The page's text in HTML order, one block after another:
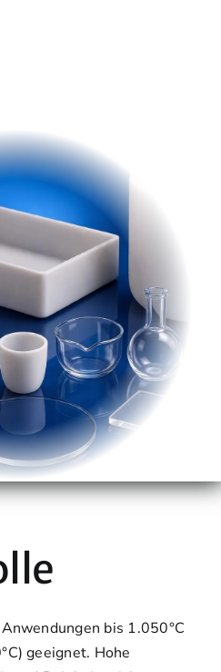
bis 1.050°C
geeignet. Hohe